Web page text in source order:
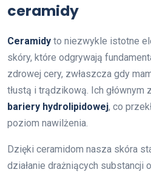
ceramidy
Ceramidy to niezwykle istotne
skóry, które odgrywają
zdrowej cery, zwłaszcza gdy
tłustą i trądzikową. Ich głównym
bariery hydrolipidowej, co
poziom nawilżenia.
Dzięki ceramidom nasza skóra
działanie drażniących substancji